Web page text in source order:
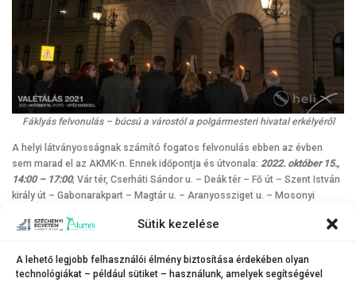
Sütik kezelése
A lehető legjobb felhasználói élmény biztosítása érdekében olyan
technológiákat – például sütiket – használunk, amelyek segítségével
Fáklyás felvonulás – búcsú a várostól a polgármesteri hivatal erkélyéről
A helyi látványosságnak számító fogatos felvonulás ebben az évben
sem marad el az AKMK-n. Ennek időpontja és útvonala: 2022. október 15.,
14:00 – 17:00; Vár tér, Cserháti Sándor u. – Deák tér – Fő út – Szent István
király út – Gabonarakpart – Magtár u. – Aranyossziget u. – Mosonyi
Pozsonyi út – Feketeerdei út – Újhelyi Imre u. – Várallyai György u. –
A fáklyás felvonulás idejére a Fő utat lezárják a Városkapu tér és a Bástya